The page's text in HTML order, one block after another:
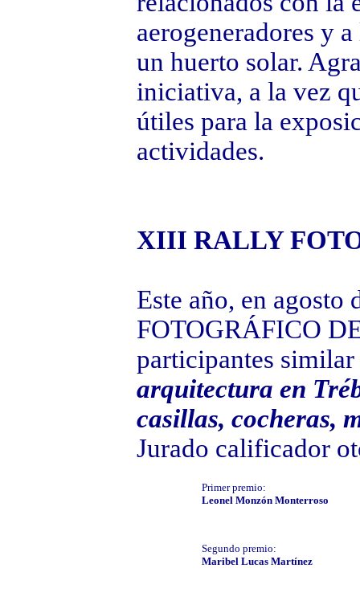
aerogeneradores y
un huerto solar.
iniciativa, a la vez
útiles para la
actividades.
XIII RALLY
Este año, en
FOTOGRÁFICO
participantes
arquitectura en
casillas, cocheras,
Jurado calificador
Primer premio:
Leonel Monzón Monterroso
Segundo premio:
Maribel Lucas Martínez